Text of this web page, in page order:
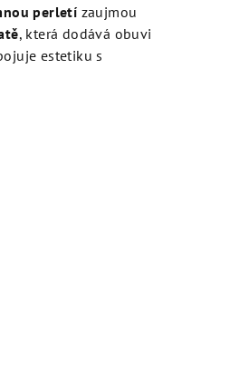
perletí zaujmou
, která dodává obuvi
estetiku s